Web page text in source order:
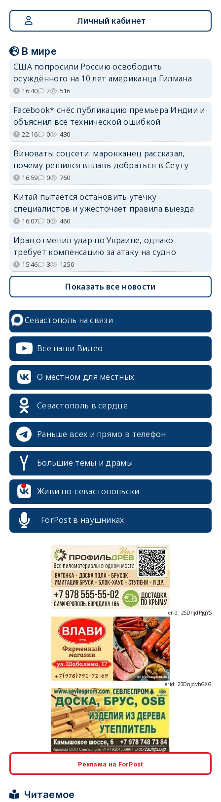
Личный кабинет
В мире
США попросили Россию освободить
осуждённого на 10 лет американца Гилмана
16:40 2 516
Facebook* снёс публикацию премьера Индии и
объяснил всё технической ошибкой
22:16 0 430
Виноваты соцсети: марокканец рассказал,
почему решился вплавь добраться в Сеуту
16:59 0 760
Китай пытается остановить утечку
специалистов и ужесточает правила выезда
16:07 0 460
Иран отменил удар по Украине, однако
требует компенсацию за атаку на судно
15:46 3 1250
Показать все новости
Севастополь на связи
Все наши Видео
О местном для местных
Севастополь в сердце
Раньше всех и прямо в телефон
Большие темы и драмы
Живи по-севастопольски
ForPost в наушниках
erid: 2SDnjdvhGXG
Реклама на ForPost
Читаемое